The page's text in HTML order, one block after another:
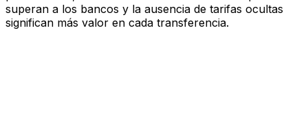
superan a los bancos y la ausencia de tarifas ocultas
significan más valor en cada transferencia.